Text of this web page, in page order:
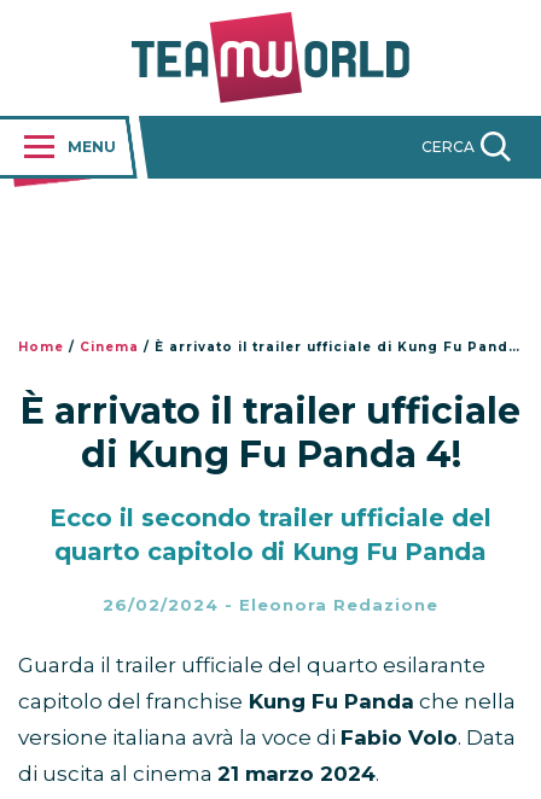
MENU CERCA
Home / Cinema / È arrivato il trailer ufficiale di Kung Fu Panda 4!
È arrivato il trailer ufficiale
di Kung Fu Panda 4!
Ecco il secondo trailer ufficiale del
quarto capitolo di Kung Fu Panda
26/02/2024 - Eleonora Redazione
Guarda il trailer ufficiale del quarto esilarante
capitolo del franchise Kung Fu Panda che nella
versione italiana avrà la voce di Fabio Volo. Data
di uscita al cinema 21 marzo 2024.